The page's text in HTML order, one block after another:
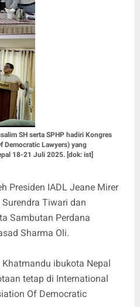
SH serta SPHP hadiri Kongres
Democratic Lawyers) yang
18-21 Juli 2025. [dok: ist]
Presiden IADL Jeane Mirer
Tiwari dan
Sambutan Perdana
Sharma Oli.
ibukota Nepal
tetap di International
Of Democratic